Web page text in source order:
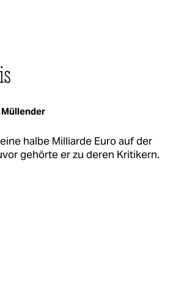
Müllender
halbe Milliarde Euro auf der
gehörte er zu deren Kritikern.